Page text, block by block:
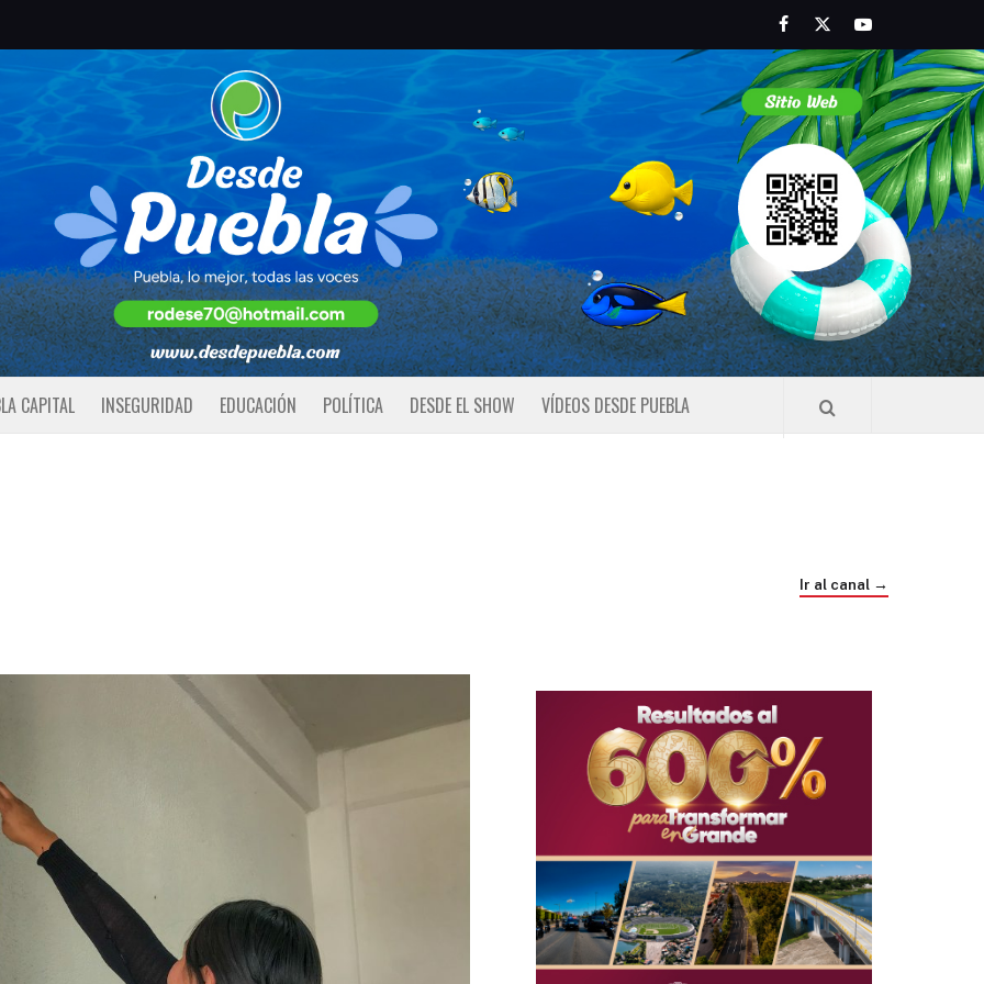
FacebookTwitterYoutube
CAPITAL INSEGURIDAD EDUCACIÓN POLÍTICA DESDE EL SHOW VÍDEOS DESDE PUEBLA
Ir al canal →